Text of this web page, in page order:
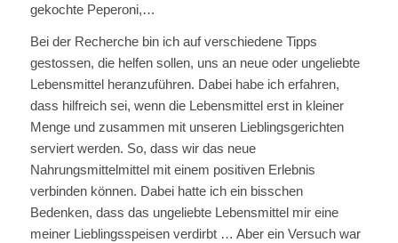
gekochte Peperoni,…
Bei der Recherche bin ich auf verschiedene Tipps
gestossen, die helfen sollen, uns an neue oder ungeliebte
Lebensmittel heranzuführen. Dabei habe ich erfahren,
dass hilfreich sei, wenn die Lebensmittel erst in kleiner
Menge und zusammen mit unseren Lieblingsgerichten
serviert werden. So, dass wir das neue
Nahrungsmittelmittel mit einem positiven Erlebnis
verbinden können. Dabei hatte ich ein bisschen
Bedenken, dass das ungeliebte Lebensmittel mir eine
meiner Lieblingsspeisen verdirbt … Aber ein Versuch war